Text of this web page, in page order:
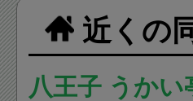
近くの
八王子 うかい